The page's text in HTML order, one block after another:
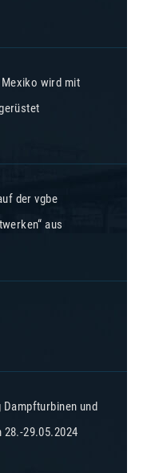
wird mit
der vgbe
aus
Dampfturbinen und
29.05.2024